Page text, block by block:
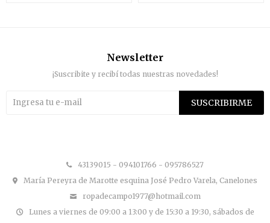
43139015 - 094101766 - 095786527
María Pereyra de Marotte esquina José Pedro Varela, Canelones
ropadecampo1977@hotmail.com
Lunes a viernes de 09:00 a 13:00 y de 15:30 a 19:30, sábados de
Newsletter
¡Suscribite y recibí todas nuestras novedades!
SUSCRIBIRME